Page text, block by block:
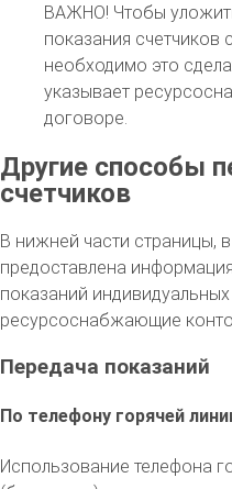
ВАЖНО! Чтобы
показания счетчиков
необходимо это
указывает
договоре.
Другие способы
счетчиков
В нижней части страницы,
предоставлена
показаний
ресурсоснабжающие
Передача показаний
По телефону горячей
Использование телефона